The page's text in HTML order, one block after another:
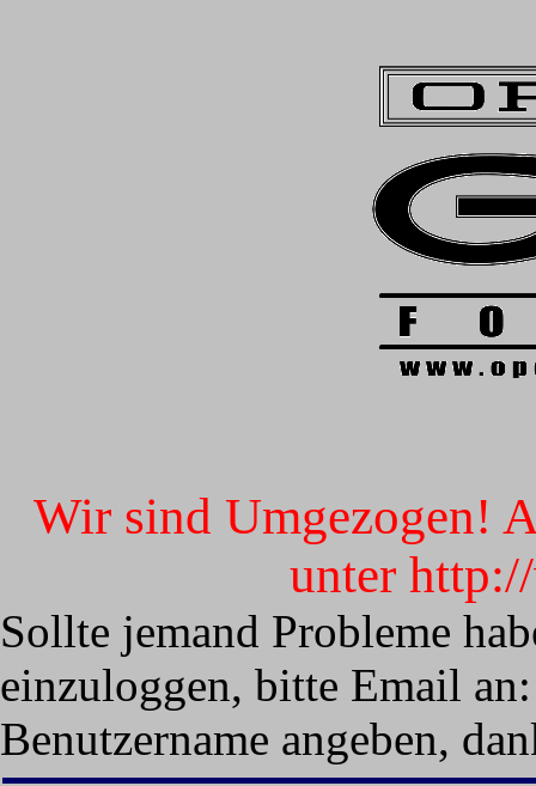
Wir sind Umgezogen!
unter
Sollte jemand Probleme
einzuloggen, bitte Email
Benutzername angeben,